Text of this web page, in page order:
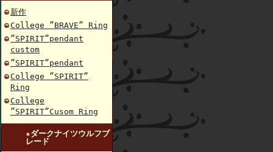
新作
College ”BRAVE” Ring
”SPIRIT”pendant
custom
”SPIRIT”pendant
College ”SPIRIT”
Ring
College
”SPIRIT”Cusom Ring
★ダークナイツウルフブ
レード